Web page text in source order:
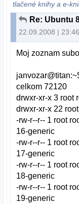
tlačené knihy a e-
22.09.2008 | 23:46
Moj zoznam
celkom 72120
drwxr-xr-x 3 root
drwxr-xr-x 22
-rw-r--r-- 1 root
16-generic
-rw-r--r-- 1 root
17-generic
-rw-r--r-- 1 root
18-generic
-rw-r--r-- 1 root
19-generic